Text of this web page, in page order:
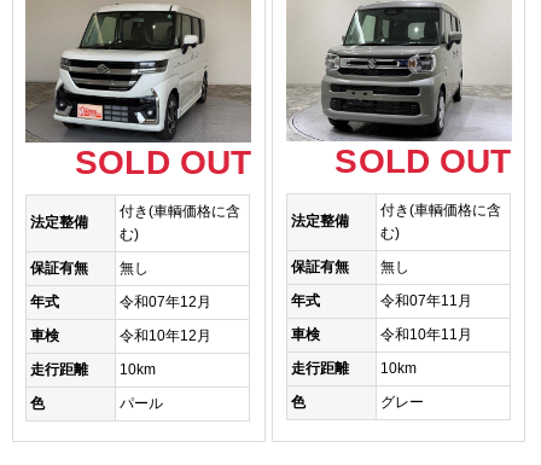
SOLD OUT
法定整備
付き(車輌価格に含
む)
保証有無
無し
年式
令和07年12月
車検
令和10年12月
走行距離
10km
色
パール
SOLD OUT
法定整備
付き(車輌価格に含
む)
保証有無
無し
年式
令和07年11月
車検
令和10年11月
走行距離
10km
色
グレー